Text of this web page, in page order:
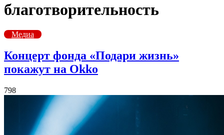
благотворительность
Медиа
Концерт фонда «Подари жизнь»
покажут на Okko
798